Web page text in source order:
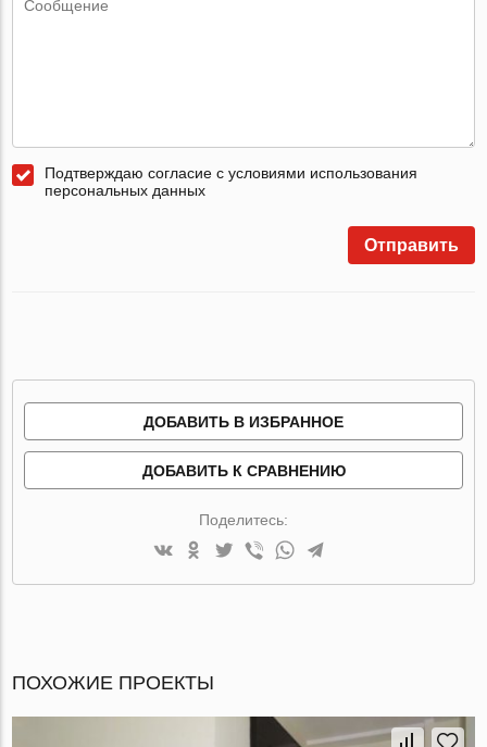
Подтверждаю согласие с условиями использования
персональных данных
Отправить
ДОБАВИТЬ В ИЗБРАННОЕ
ДОБАВИТЬ К СРАВНЕНИЮ
Поделитесь:
ПОХОЖИЕ ПРОЕКТЫ